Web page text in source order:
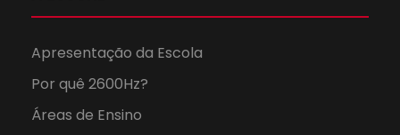
Apresentação da Escola
Por quê 2600Hz?
Áreas de Ensino